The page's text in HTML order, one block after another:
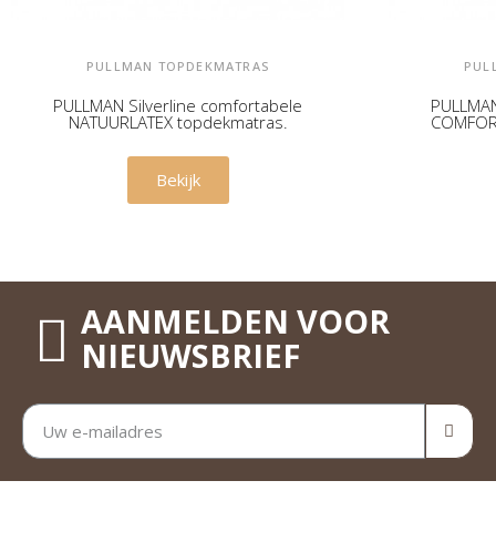
PULLMAN TOPDEKMATRAS
PULLMAN Silverline comfortabele
NATUURLATEX topdekmatras.
€ 539,00
Bekijk
AANMELDEN VOOR
NIEUWSBRIEF